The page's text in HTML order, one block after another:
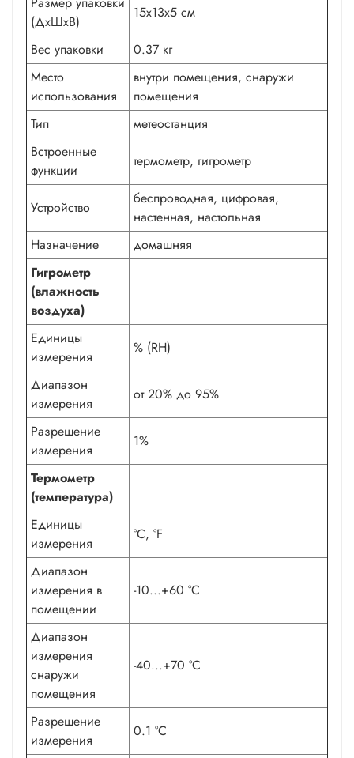
(ДxШxВ)
15x13x5 см
Вес упаковки
0.37 кг
Место
использования
внутри помещения, снаружи
помещения
Тип
метеостанция
Встроенные
функции
термометр, гигрометр
Устройство
беспроводная, цифровая,
настенная, настольная
Назначение
домашняя
Гигрометр
(влажность
воздуха)
Единицы
измерения
% (RH)
Диапазон
измерения
от 20% до 95%
Разрешение
измерения
1%
Термометр
(температура)
Единицы
измерения
°C, °F
Диапазон
измерения в
помещении
-10...+60 °C
Диапазон
измерения
снаружи
помещения
-40...+70 °C
Разрешение
измерения
0.1 °C